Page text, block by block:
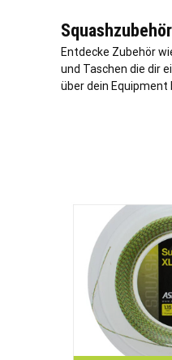
Entdecke Zubehör
und Taschen die dir
über dein Equipment